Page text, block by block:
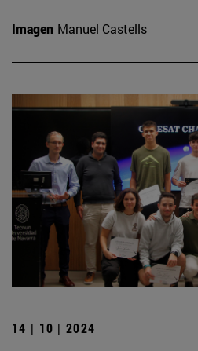
Imagen Manuel Castells
14 | 10 | 2024